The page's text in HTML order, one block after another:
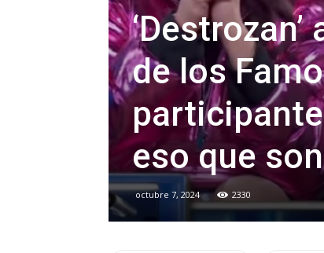
de los
eso que
octubre 7, 2024 2330